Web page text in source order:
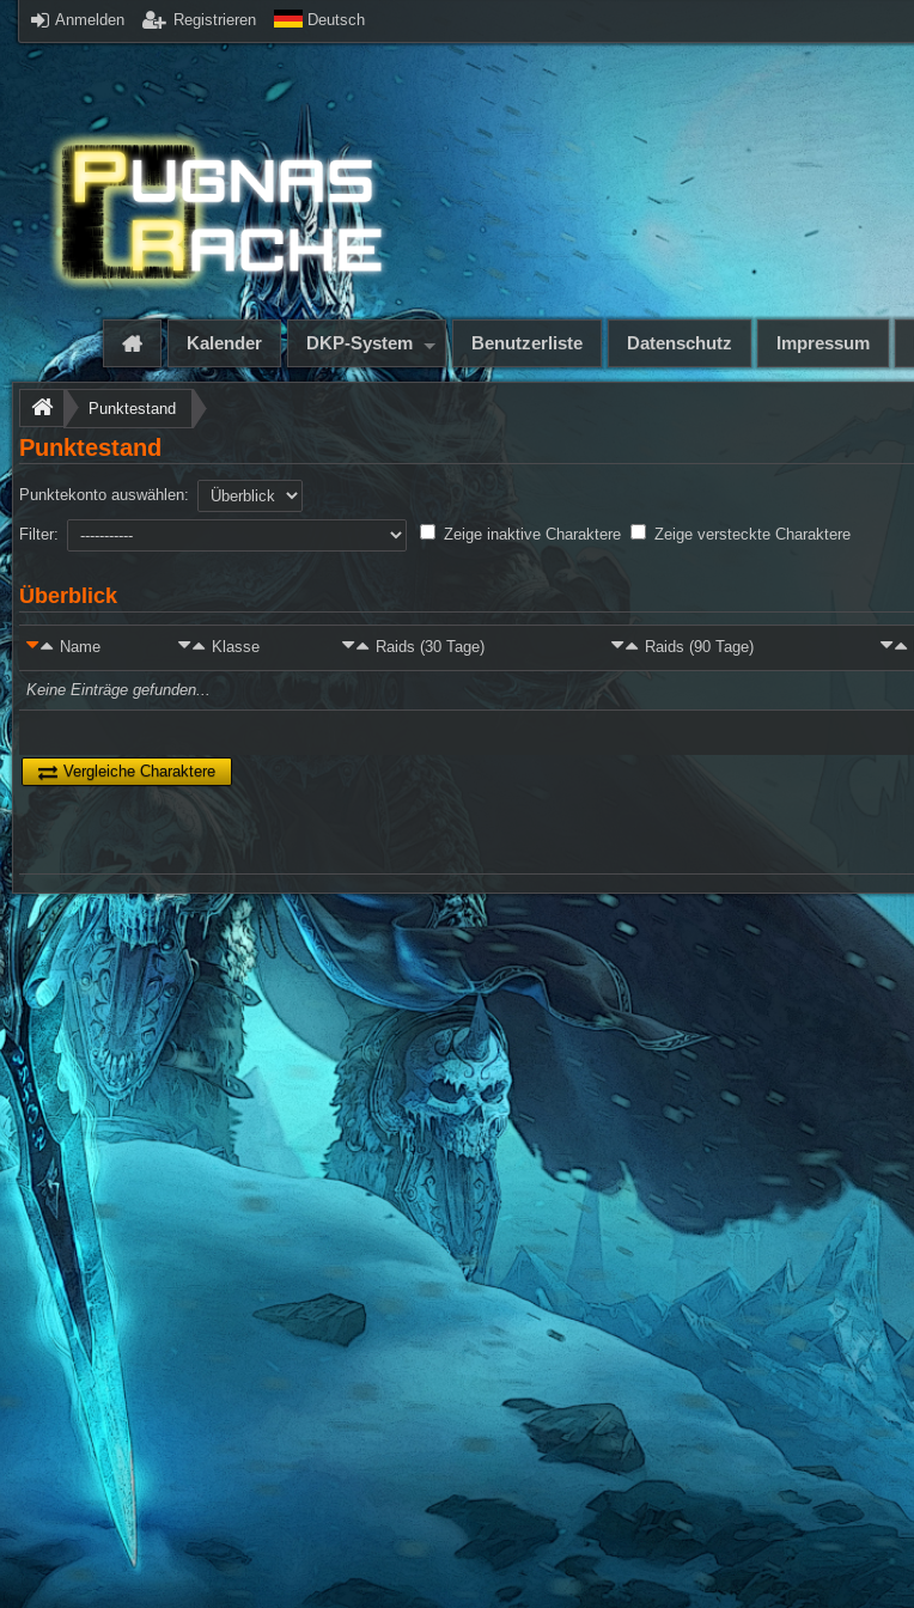
Anmelden Registrieren Deutsch
Kalender DKP-System Benutzerliste Datenschutz Impressum
Punktestand
Punktestand
Punktekonto auswählen:
Filter: Zeige inaktive Charaktere Zeige versteckte Charaktere
Überblick
Name Klasse Raids (30 Tage) Raids (90 Tage)
Keine Einträge gefunden...
Vergleiche Charaktere